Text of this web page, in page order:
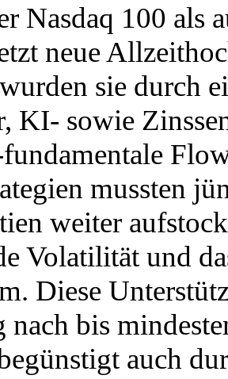
Nasdaq 100 als
neue
sie durch
KI- sowie
mussten
weiter
Volatilität und
Diese
nach bis
auch